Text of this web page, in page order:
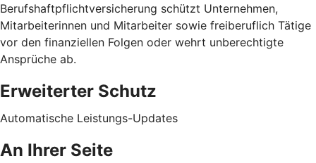
Berufshaftpflichtversicherung schützt Unternehmen,
Mitarbeiterinnen und Mitarbeiter sowie freiberuflich Tätige
vor den finanziellen Folgen oder wehrt unberechtigte
Ansprüche ab.
Erweiterter Schutz
Automatische Leistungs-Updates
An Ihrer Seite